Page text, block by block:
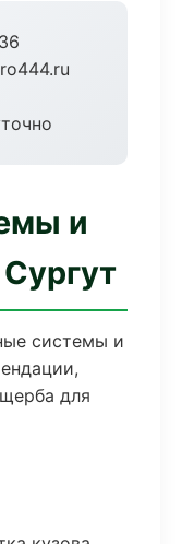
и
системы и
для